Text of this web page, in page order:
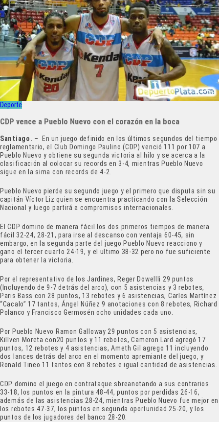
Deporte
CDP vence a Pueblo Nuevo con el corazón en la boca
Santiago. –
En un juego definido en los últimos segundos del tiempo
reglamentario, el Club Domingo Paulino (CDP) venció 111 por 107 a
Pueblo Nuevo y obtiene su segunda victoria al hilo y se acerca a la
clasificación al colocar su records en 3-4, mientras Pueblo Nuevo
sigue en la sima con records de 4-2.
Pueblo Nuevo pierde su segundo juego y el primero que disputa sin su
capitán Víctor Liz quien se encuentra practicando con la Selección
Nacional y luego partirá a compromisos internacionales.
El CDP domino de manera fácil los dos primeros tiempos de manera
fácil 32-24, 28-21, para irse al descanso con ventaja 60-45, sin
embargo, en la segunda parte del juego Pueblo Nuevo reacciono y
gano el tercer cuarto 24-19, y el ultimo 38-32 pero no fue suficiente
para obtener la victoria.
Por el representativo de los Jardines, Reger DowellIi 29 puntos
(Incluyendo de 9-7 detrás del arco), con 5 asistencias y 3 rebotes,
Paris Bass con 28 puntos, 13 rebotes y 6 asistencias, Carlos Martínez
“Cacalo” 17 tantos, Ángel Núñez 9 anotaciones con 8 rebotes, Richard
Polanco y Francisco Germosén ocho unidades cada uno.
Por Pueblo Nuevo Ramon Galloway 29 puntos con 5 asistencias,
Killven Moreta con20 puntos y 11 rebotes, Cameron Lard agregó 17
puntos, 12 rebotes y 4 asistencias, Ameth Gil agrego 11 incluyendo
dos lances detrás del arco en el momento apremiante del juego, y
Ronald Tineo 11 tantos con 8 rebotes e igual cantidad de asistencias.
CDP domino el juego en contrataque sbreanotando a sus contrarios
33-18, los puntos en la pintura 48-44, puntos por perdidas 26-16,
además de las asistencias 28-24, mientras Pueblo Nuevo fue mejor en
los rebotes 47-37, los puntos en segunda oportunidad 25-20, y los
puntos de los jugadores del banco 28-20.